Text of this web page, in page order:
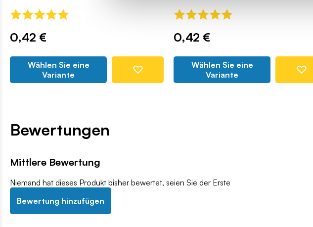
0,42 €
Wählen Sie eine
Variante
0,42 €
Wählen Sie eine
Variante
Bewertungen
Mittlere Bewertung
Niemand hat dieses Produkt bisher bewertet, seien Sie der Erste
Bewertung hinzufügen